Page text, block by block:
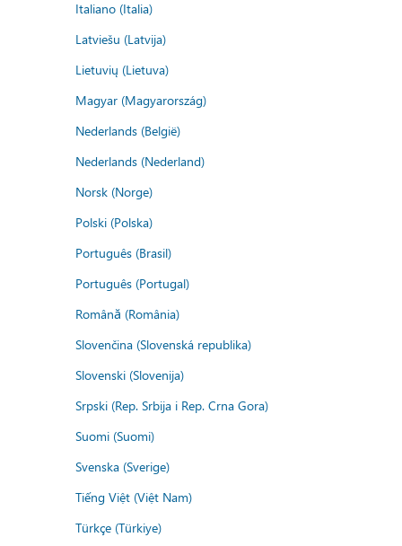
Italiano (Italia)
Latviešu (Latvija)
Lietuvių (Lietuva)
Magyar (Magyarország)
Nederlands (België)
Nederlands (Nederland)
Norsk (Norge)
Polski (Polska)
Português (Brasil)
Português (Portugal)
Română (România)
Slovenčina (Slovenská republika)
Slovenski (Slovenija)
Srpski (Rep. Srbija i Rep. Crna Gora)
Suomi (Suomi)
Svenska (Sverige)
Tiếng Việt (Việt Nam)
Türkçe (Türkiye)